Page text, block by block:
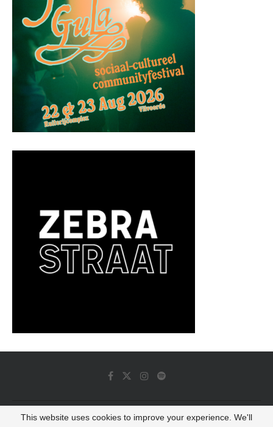
© 2022 - Luminous Dash All Rights Reserved
This website uses cookies to improve your experience. We'll